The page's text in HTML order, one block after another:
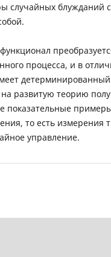
случайных блужданий
процесса, и в
детерминированный
на развитую теорию
показательные
то есть измерения
управление.